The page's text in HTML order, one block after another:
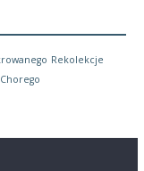
Rekolekcje